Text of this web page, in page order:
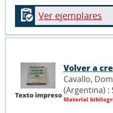
Ver ejemplares
Texto impreso
Volver a
Cavallo,
(Argentina) :
Material